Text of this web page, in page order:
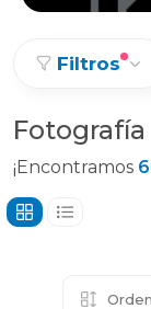
Filtros
Fotografía
¡Encontramos